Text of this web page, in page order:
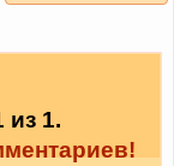
из 1.